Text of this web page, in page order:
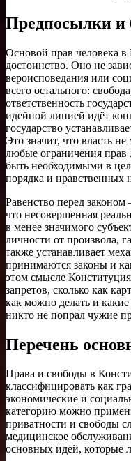
Предпосылки и
Основой прав человека в
достоинство. Оно не
вероисповедания или
всего остального:
ответственность
идейной линией идёт
государство
Это значит, что власть
любые ограничения прав
быть необходимыми в
порядка и нравственных
Равенство перед
что несовершенная
в менее значимого
личности от произвола,
также устанавливает
принимаются законы и
этом смысле
запретов, сколько как
как можно делать и
никто не попрал чужие
Перечень
Права и свободы в
классифицировать как
экономические и
категорию можно
приватности и свободы
медицинское
основных идей, которые